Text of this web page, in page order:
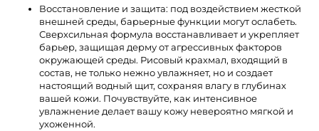
Восстановление и защита: под воздействием жесткой
внешней среды, барьерные функции могут ослабеть.
Сверхсильная формула восстанавливает и укрепляет
барьер, защищая дерму от агрессивных факторов
окружающей среды. Рисовый крахмал, входящий в
состав, не только нежно увлажняет, но и создает
настоящий водный щит, сохраняя влагу в глубинах
вашей кожи. Почувствуйте, как интенсивное
увлажнение делает вашу кожу невероятно мягкой и
ухоженной.